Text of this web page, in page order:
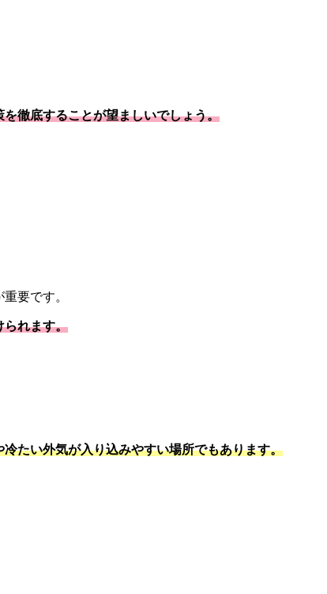
徹底することが望ましいでしょう。
要です。
られます。
たい外気が入り込みやすい場所でもあります。